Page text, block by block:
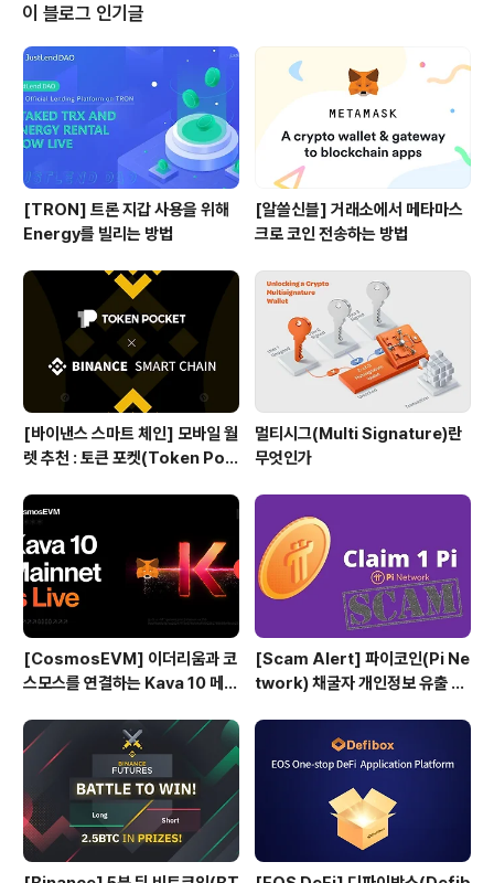
이 블로그 인기글
[TRON] 트론 지갑 사용을 위해
Energy를 빌리는 방법
[알쓸신블] 거래소에서 메타마스
크로 코인 전송하는 방법
[바이낸스 스마트 체인] 모바일 월
렛 추천 : 토큰 포켓(Token Poc
멀티시그(Multi Signature)란
무엇인가
[CosmosEVM] 이더리움과 코
스모스를 연결하는 Kava 10 메인
[Scam Alert] 파이코인(Pi Ne
twork) 채굴자 개인정보 유출 위